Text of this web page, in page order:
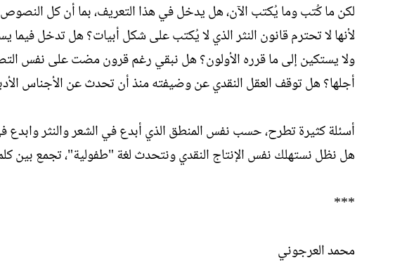
لكن ما كُتب وما يُكتب الآن، هل يدخل في هذا التعريف، بما أن كل
لأنها لا تحترم قانون النثر الذي لا يُكتب على شكل أبيات؟ هل تدخل فيما
ولا يستكين إلى ما قرره الأولون؟ هل نبقي رغم قرون مضت على نفس
أجلها؟ هل توقف العقل النقدي عن وضيفته منذ أن تحدث عن الأجناس
أسئلة كثيرة تطرح، حسب نفس المنطق الذي أبدع في الشعر والنثر
هل نظل نستهلك نفس الإنتاج النقدي ونتحدث لغة "طفولية"، تجمع بين
***
محمد العرجوني